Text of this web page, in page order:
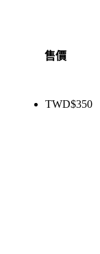
售價
TWD$350